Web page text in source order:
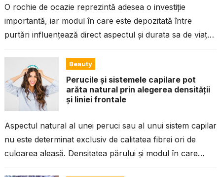
O rochie de ocazie reprezintă adesea o investiție
importantă, iar modul în care este depozitată între
purtări influențează direct aspectul și durata sa de viață.
Beauty
Perucile și sistemele capilare pot
arăta natural prin alegerea densității
și liniei frontale
Aspectul natural al unei peruci sau al unui sistem capilar
nu este determinat exclusiv de calitatea fibrei ori de
culoarea aleasă. Densitatea părului și modul în care